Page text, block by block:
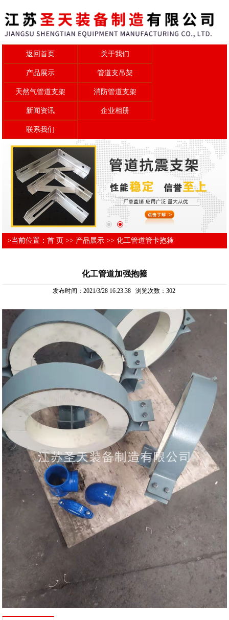
返回首页 关于我们
产品展示 管道支吊架
天然气管道支架 消防管道支架
新闻资讯 企业相册
联系我们
>当前位置：首 页 >> 产品展示 >>化工管道管卡抱箍
化工管道加强抱箍
发布时间：2021/3/28 16:23:38 浏览次数： 302